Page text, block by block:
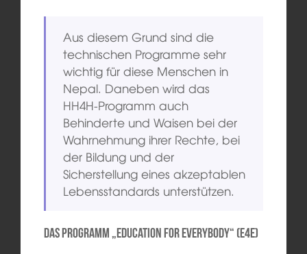
Aus diesem Grund sind die
technischen Programme sehr
wichtig für diese Menschen in
Nepal. Daneben wird das
HH4H-Programm auch
Behinderte und Waisen bei der
Wahrnehmung ihrer Rechte, bei
der Bildung und der
Sicherstellung eines akzeptablen
Lebensstandards unterstützen.
Das Programm „Education for Everybody“ (E4E)